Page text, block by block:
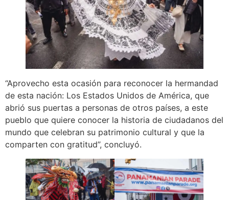
“Aprovecho esta ocasión para reconocer la hermandad
de esta nación: Los Estados Unidos de América, que
abrió sus puertas a personas de otros países, a este
pueblo que quiere conocer la historia de ciudadanos del
mundo que celebran su patrimonio cultural y que la
comparten con gratitud”, concluyó.